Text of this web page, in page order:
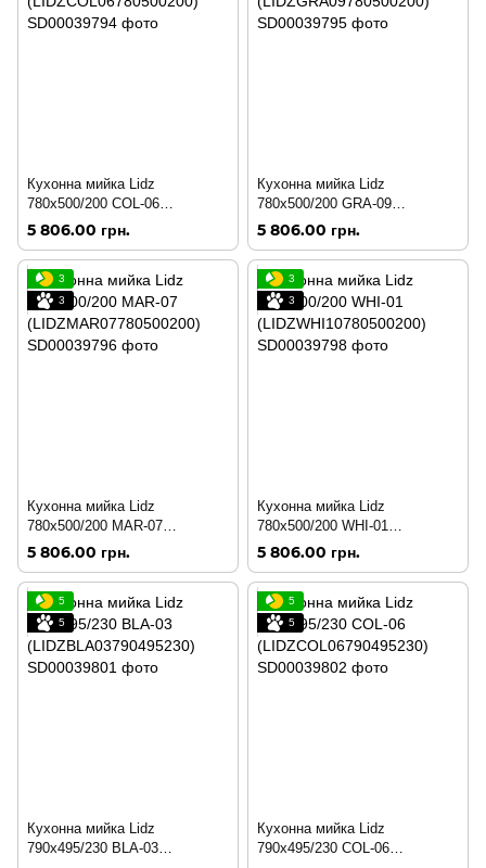
Кухонна мийка Lidz
780x500/200 COL-06
(LIDZCOL06780500200)
5 806.00 грн.
Кухонна мийка Lidz
780x500/200 GRA-09
(LIDZGRA09780500200)
5 806.00 грн.
3
3
Кухонна мийка Lidz
780x500/200 MAR-07
(LIDZMAR07780500200)
5 806.00 грн.
3
3
Кухонна мийка Lidz
780x500/200 WHI-01
(LIDZWHI10780500200)
5 806.00 грн.
5
5
Кухонна мийка Lidz
790x495/230 BLA-03
5
5
Кухонна мийка Lidz
790x495/230 COL-06